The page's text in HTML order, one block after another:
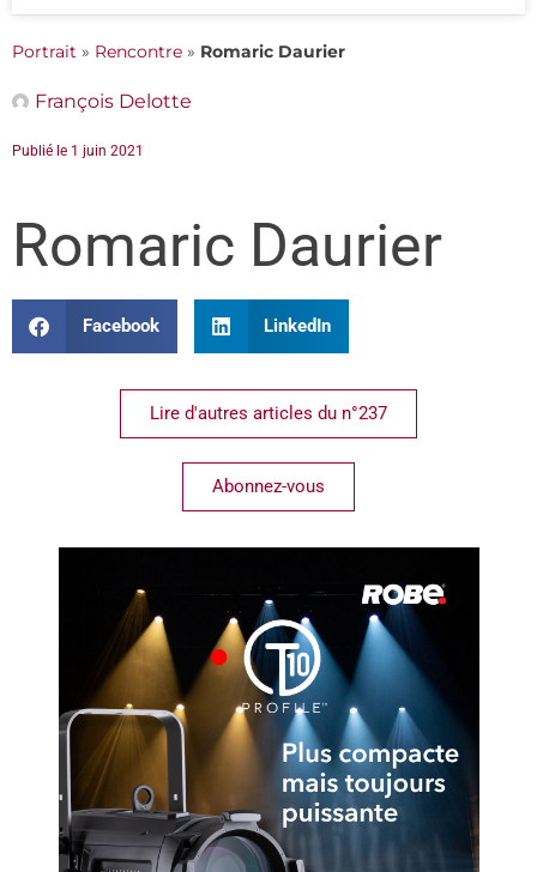
Portrait » Rencontre » Romaric Daurier
François Delotte
Publié le 1 juin 2021
Romaric Daurier
Facebook LinkedIn
Lire d'autres articles du n°237
Abonnez-vous